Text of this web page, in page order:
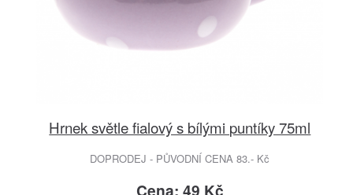
Hrnek světle fialový s bílými puntíky 75ml
DOPRODEJ - PŮVODNÍ CENA 83.- Kč
Cena: 49 Kč